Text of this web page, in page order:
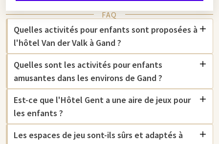
FAQ
Quelles activités pour enfants sont proposées à
l'hôtel Van der Valk à Gand ?
Quelles sont les activités pour enfants
amusantes dans les environs de Gand ?
Est-ce que l'Hôtel Gent a une aire de jeux pour
les enfants ?
Les espaces de jeu sont-ils sûrs et adaptés à